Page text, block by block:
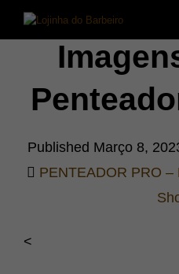
Published Março 8,
PENTEADOR PRO –
<